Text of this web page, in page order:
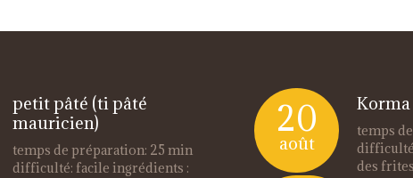
petit pâté (ti pâté
mauricien)
temps de préparation: 25 min
difficulté: facile ingrédients :
20
août
temps
difficulté
des